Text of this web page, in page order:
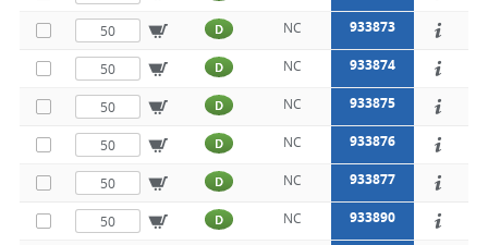
D NC 933873
D NC 933874
D NC 933875
D NC 933876
D NC 933877
D NC 933890